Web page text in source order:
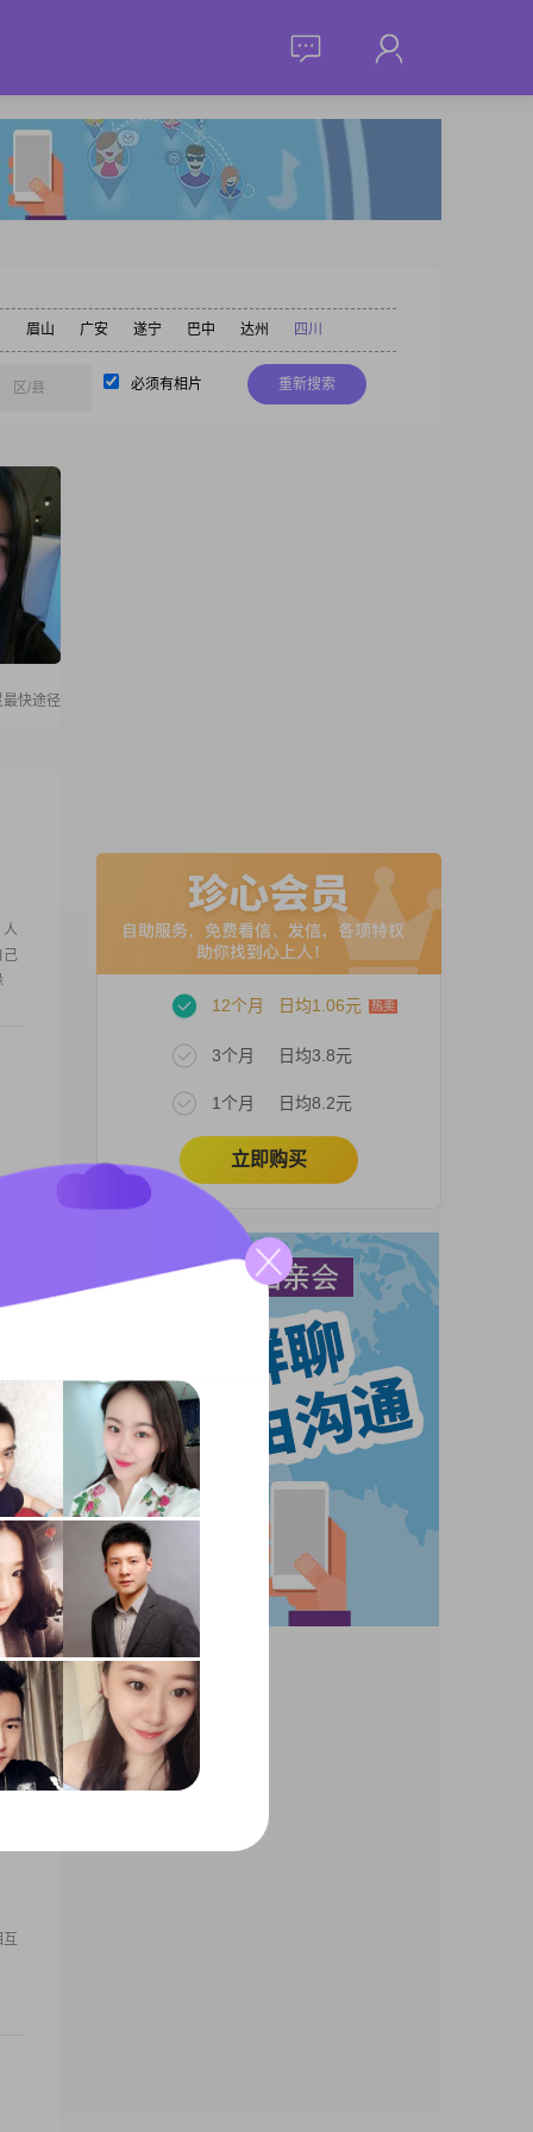
眉山 广安 遂宁 巴中 达州 四川
区/县 必须有相片 重新搜索
快途径
己
人
12个月 日均1.06元
3个月 日均3.8元
1个月 日均8.2元
立即购买